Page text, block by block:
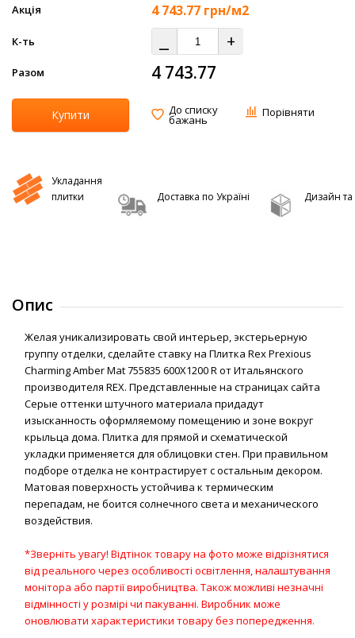
Акція 4 743.77грн/м2
К-ть +
Разом 4 743.77
Купити До списку
бажань
Порівняти
Укладання
плитки
Доставка по Україні Дизайн та
Опис
Желая уникализировать свой интерьер, экстерьерную
группу отделки, сделайте ставку на Плитка Rex Prexious
Charming Amber Mat 755835 600Х1200 R от Итальянского
производителя REX. Представленные на страницах сайта
Серые оттенки штучного материала придадут
изысканность оформляемому помещению и зоне вокруг
крыльца дома. Плитка для прямой и схематической
укладки применяется для облицовки стен. При правильном
подборе отделка не контрастирует с остальным декором.
Матовая поверхность устойчива к термическим
перепадам, не боится солнечного света и механического
воздействия.
*Зверніть увагу! Відтінок товару на фото може відрізнятися
від реального через особливості освітлення, налаштування
монітора або партії виробництва. Також можливі незначні
відмінності у розмірі чи пакуванні. Виробник може
оновлювати характеристики товару без попередження.